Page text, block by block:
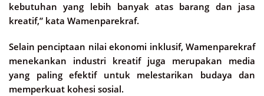
kebutuhan yang lebih banyak atas barang dan jasa
kreatif,” kata Wamenparekraf.
Selain penciptaan nilai ekonomi inklusif, Wamenparekraf
menekankan industri kreatif juga merupakan media
yang paling efektif untuk melestarikan budaya dan
memperkuat kohesi sosial.